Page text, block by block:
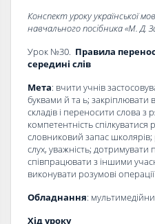
Конспект уроку української
навчального посібника «М. Д.
Урок №30. Правила
середині слів
Мета: вчити учнів
буквами й та ь; закріплювати
складів і переносити слова
компетентність
словниковий запас
слух, уваж­ність; дотримувати
співпрацювати з іншими
виконувати розумові операції
Обладнання:
Хід уроку